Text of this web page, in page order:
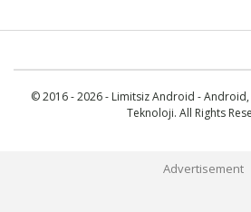
© 2016 - 2026 - Limitsiz Android -
Teknoloji. All Rights
Advertisement